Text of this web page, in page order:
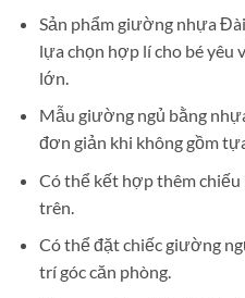
Sản phẩm giường nhựa
lựa chọn hợp lí cho bé yêu
lớn.
Mẫu giường ngủ bằng
đơn giản khi không gồm
Có thể kết hợp thêm chiếu
trên.
Có thể đặt chiếc giường
trí góc căn phòng.